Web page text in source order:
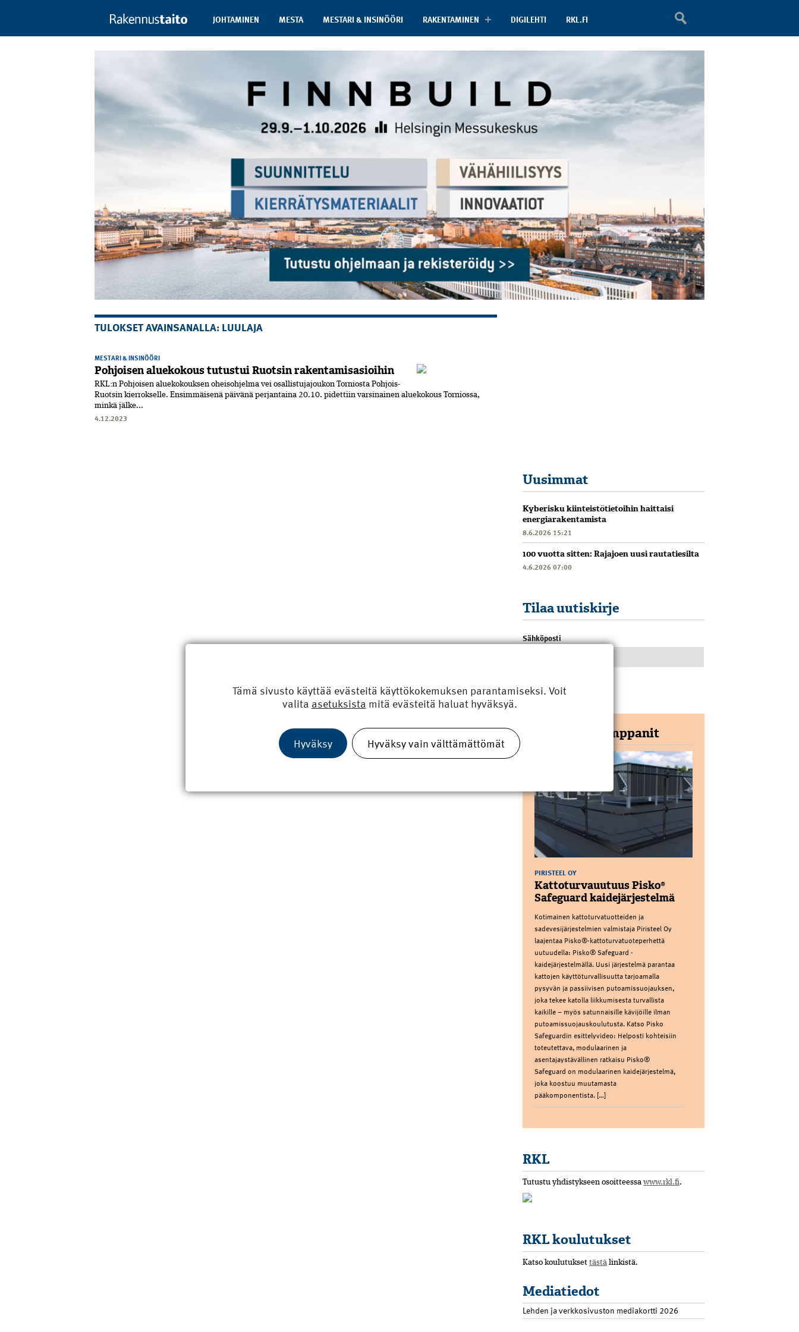
JOHTAMINEN MESTA MESTARI & INSINÖÖRI RAKENTAMINEN DIGILEHTI RKL.FI
TULOKSET AVAINSANALLA: LUULAJA
MESTARI & INSINÖÖRI
Pohjoisen aluekokous tutustui Ruotsin rakentamisasioihin
RKL:n Pohjoisen aluekokouksen oheisohjelma vei osallistujajoukon Torniosta Pohjois-
Ruotsin kierrokselle. Ensimmäisenä päivänä perjantaina 20.10. pidettiin varsinainen aluekokous Torniossa,
minkä jälke...
4.12.2023
Uusimmat
Kyberisku kiinteistötietoihin haittaisi
energiarakentamista
8.6.2026 15:21
100 vuotta sitten: Rajajoen uusi rautatiesilta
4.6.2026 07:00
Tilaa uutiskirje
Sähköposti
Yhteistyökumppanit
PIRISTEEL OY
Kattoturvauutuus Pisko®
Safeguard kaidejärjestelmä
Kotimainen kattoturvatuotteiden ja
sadevesijärjestelmien valmistaja Piristeel Oy
laajentaa Pisko®-kattoturvatuoteperhettä
uutuudella: Pisko® Safeguard -
kaidejärjestelmällä. Uusi järjestelmä parantaa
kattojen käyttöturvallisuutta tarjoamalla
pysyvän ja passiivisen putoamissuojauksen,
joka tekee katolla liikkumisesta turvallista
kaikille – myös satunnaisille kävijöille ilman
putoamissuojauskoulutusta. Katso Pisko
Safeguardin esittelyvideo: Helposti kohteisiin
toteutettava, modulaarinen ja
asentajaystävällinen ratkaisu Pisko®
Safeguard on modulaarinen kaidejärjestelmä,
joka koostuu muutamasta
pääkomponentista. […]
RKL
Tutustu yhdistykseen osoitteessa www.rkl.fi.
RKL koulutukset
Katso koulutukset tästä linkistä.
Mediatiedot
Lehden ja verkkosivuston mediakortti 2026
Tämä sivusto käyttää evästeitä käyttökokemuksen parantamiseksi. Voit
valita asetuksista mitä evästeitä haluat hyväksyä.
Hyväksy Hyväksy vain välttämättömät